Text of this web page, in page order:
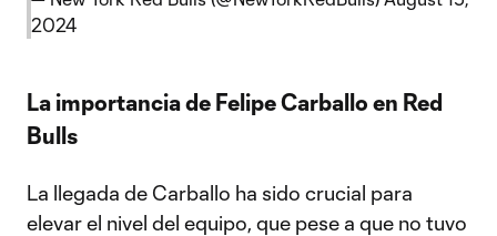
2024
La importancia de Felipe Carballo en Red
Bulls
La llegada de Carballo ha sido crucial para
elevar el nivel del equipo, que pese a que no tuvo